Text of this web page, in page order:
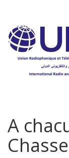
contenu
principal
A